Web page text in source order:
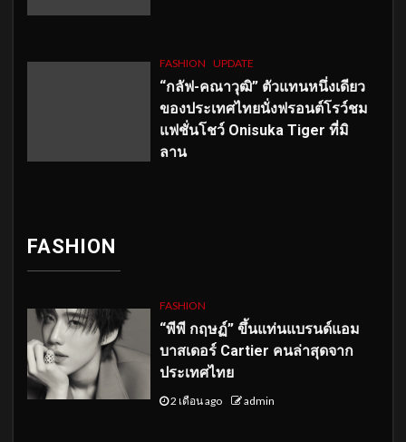
FASHION UPDATE
“กลัฟ-คณาวุฒิ” ตัวแทนหนึ่งเดียว
ของประเทศไทยนั่งฟรอนต์โรว์ชม
แฟชั่นโชว์ Onisuka Tiger ที่มิ
ลาน
FASHION
FASHION
“พีพี กฤษฏ์” ขึ้นแท่นแบรนด์แอม
บาสเดอร์ Cartier คนล่าสุดจาก
ประเทศไทย
2 เดือน ago admin